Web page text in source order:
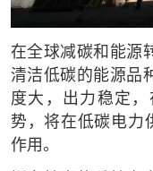
在全球减碳和能源
清洁低碳的能源品
度大，出力稳定
势，将在低碳电力
作用。